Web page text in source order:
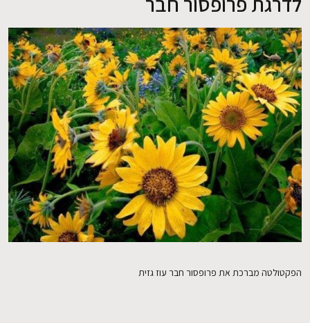
EN
חדשות ואירועים
קשרי תעשייה
צרו קשר
הפקטולטה מברכת את פרופסור חבר עוז גזית